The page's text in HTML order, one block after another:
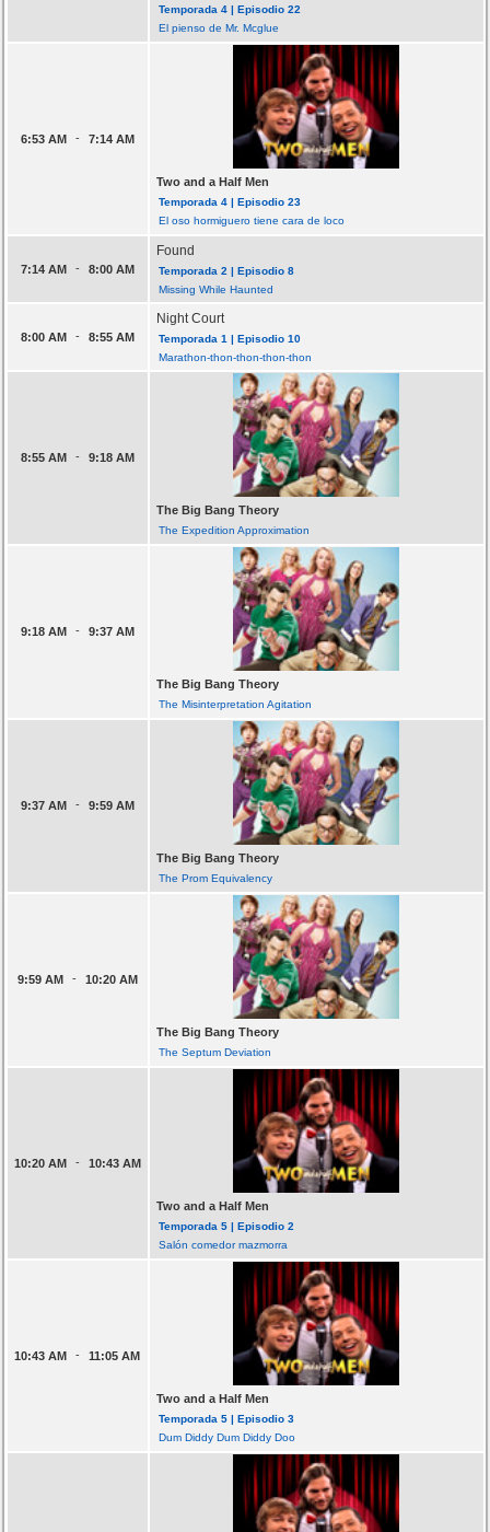
Temporada 4 | Episodio 22
El pienso de Mr. Mcglue
6:53 AM - 7:14 AM
Two and a Half Men
Temporada 4 | Episodio 23
El oso hormiguero tiene cara de loco
7:14 AM - 8:00 AM
Found
Temporada 2 | Episodio 8
Missing While Haunted
8:00 AM - 8:55 AM
Night Court
Temporada 1 | Episodio 10
Marathon-thon-thon-thon-thon
8:55 AM - 9:18 AM
The Big Bang Theory
The Expedition Approximation
9:18 AM - 9:37 AM
The Big Bang Theory
The Misinterpretation Agitation
9:37 AM - 9:59 AM
The Big Bang Theory
The Prom Equivalency
9:59 AM - 10:20 AM
The Big Bang Theory
The Septum Deviation
10:20 AM - 10:43 AM
Two and a Half Men
Temporada 5 | Episodio 2
Salón comedor mazmorra
10:43 AM - 11:05 AM
Two and a Half Men
Temporada 5 | Episodio 3
Dum Diddy Dum Diddy Doo